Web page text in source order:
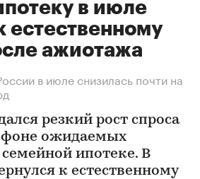
в июле
естественному
ажиотажа
в июле снизилась почти на
резкий рост спроса
фоне ожидаемых
ипотеке. В
к естественному